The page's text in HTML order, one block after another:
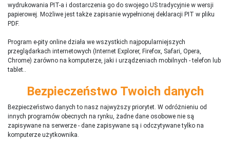
wydrukowania PIT-a i dostarczenia go do swojego US tradycyjnie w wersji
papierowej. Możliwe jest także zapisanie wypełnionej deklaracji PIT w pliku
PDF.
Program e-pity online działa we wszystkich najpopularniejszych
przeglądarkach internetowych (Internet Explorer, Firefox, Safari, Opera,
Chrome) zarówno na komputerze, jaki i urządzeniach mobilnych - telefon lub
tablet..
Bezpieczeństwo Twoich danych
Bezpieczeństwo danych to nasz najwyższy priorytet. W odróżnieniu od
innych programów obecnych na rynku, żadne dane osobowe nie są
zapisywane na serwerze - dane zapisywane są i odczytywane tylko na
komputerze użytkownika.